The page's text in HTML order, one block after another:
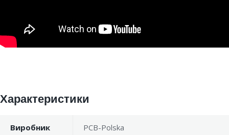
Характеристики
Виробник
PCB-Polska